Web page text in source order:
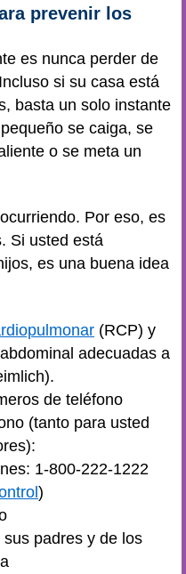
prevenir los
es nunca perder de
si su casa está
basta un solo instante
se caiga, se
o se meta un
Por eso, es
Si usted está
es una buena idea
(RCP) y
adecuadas a
de teléfono
(tanto para usted
1-800-222-1222
)
padres y de los